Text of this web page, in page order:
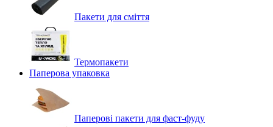
Пакети для сміття
Термопакети
Паперова упаковка
Паперові пакети для фаст-фуду